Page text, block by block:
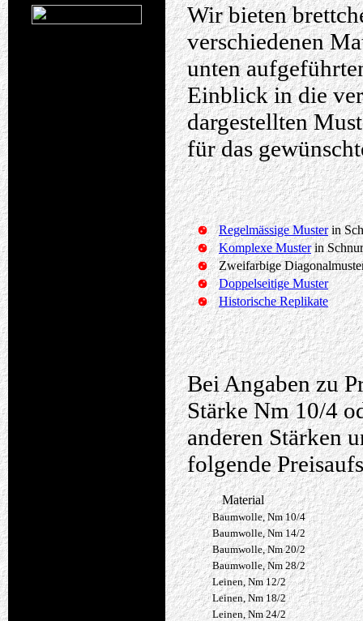
Wir bieten
verschiedenen
unten
Einblick in die
dargestellten
für das
Regelmässige Musterin
Komplexe Musterin
Zweifarbige
Doppelseitige Muster
Historische Replikate
Bei Angaben zu
Stärke Nm 10/4
anderen Stärken
folgende
Material
Baumwolle, Nm 10/4
Baumwolle, Nm 14/2
Baumwolle, Nm 20/2
Baumwolle, Nm 28/2
Leinen, Nm 12/2
Leinen, Nm 18/2
Leinen, Nm 24/2